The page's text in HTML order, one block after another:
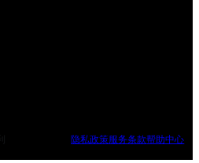
隐私政策服务条款帮助中心